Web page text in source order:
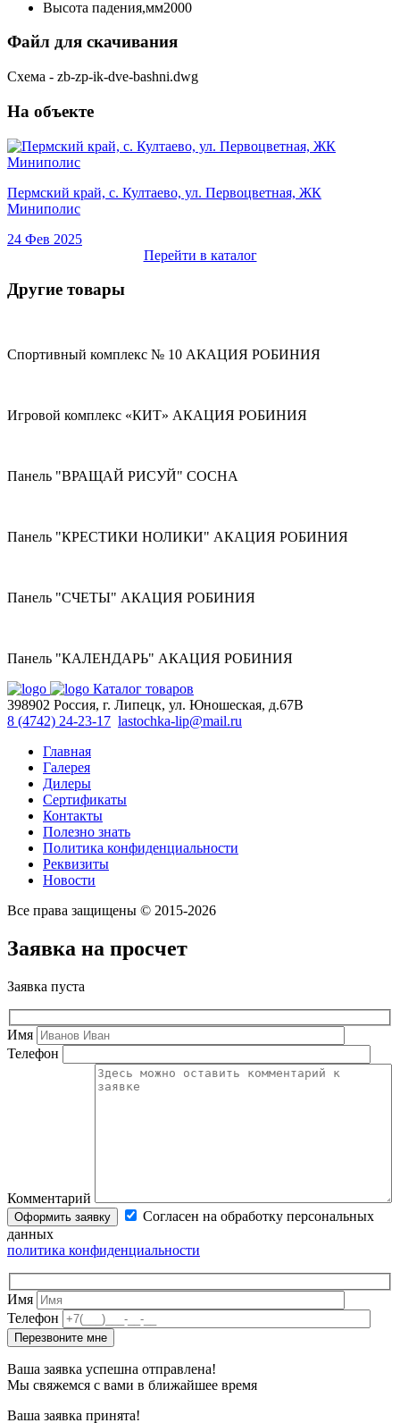
Высота падения,мм2000
Файл для скачивания
Схема - zb-zp-ik-dve-bashni.dwg
На объекте
Пермский край, с. Култаево, ул. Первоцветная, ЖК
Миниполис
24 Фев 2025
Перейти в каталог
Другие товары
Спортивный комплекс № 10 АКАЦИЯ РОБИНИЯ
Игровой комплекс «КИТ» АКАЦИЯ РОБИНИЯ
Панель "ВРАЩАЙ РИСУЙ" СОСНА
Панель "КРЕСТИКИ НОЛИКИ" АКАЦИЯ РОБИНИЯ
Панель "СЧЕТЫ" АКАЦИЯ РОБИНИЯ
Панель "КАЛЕНДАРЬ" АКАЦИЯ РОБИНИЯ
Каталог товаров
398902 Россия, г. Липецк, ул. Юношеская, д.67В
8 (4742) 24-23-17 lastochka-lip@mail.ru
Главная
Галерея
Дилеры
Сертификаты
Контакты
Полезно знать
Политика конфиденциальности
Реквизиты
Новости
Все права защищены © 2015-2026
Заявка на просчет
Заявка пуста
Имя
Телефон
Комментарий
Согласен на обработку персональных
данных
политика конфиденциальности
Имя
Телефон
Ваша заявка успешна отправлена!
Мы свяжемся с вами в ближайшее время
Ваша заявка принята!